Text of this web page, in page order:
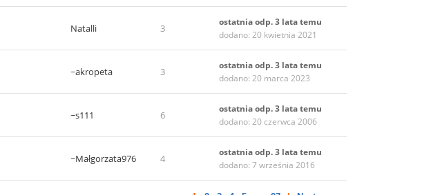
Natalli 3
ostatnia odp. 3 lata temu
dodano: 20 kwietnia 2021
~akropeta 3
ostatnia odp. 3 lata temu
dodano: 20 marca 2023
~s111 6
ostatnia odp. 3 lata temu
dodano: 20 czerwca 2006
~Małgorzata976 4
ostatnia odp. 3 lata temu
dodano: 7 września 2016